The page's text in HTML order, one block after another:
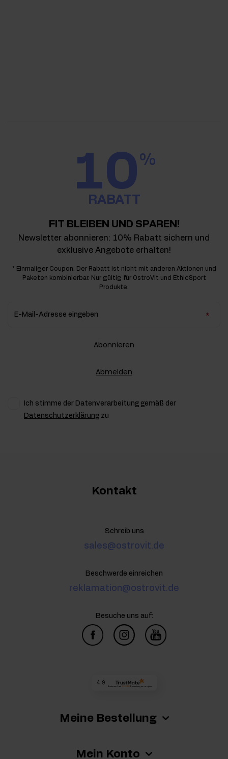
10%
RABATT
FIT BLEIBEN UND SPAREN!
Newsletter abonnieren: 10% Rabatt sichern und
exklusive Angebote erhalten!
* Einmaliger Coupon. Der Rabatt ist nicht mit anderen Aktionen und
Paketen kombinierbar. Nur gültig für OstroVit und EthicSport
Produkte.
E-Mail-Adresse eingeben
Abonnieren
Abmelden
Ich stimme der Datenverarbeitung gemäß der
Datenschutzerklärung zu
Meine Bestellung
Mein Konto
Kontakt
Schreib uns
sales@ostrovit.de
Beschwerde einreichen
reklamation@ostrovit.de
Besuche uns auf:
4.9
Basierend auf 73 328 Bewertungenvon jeher